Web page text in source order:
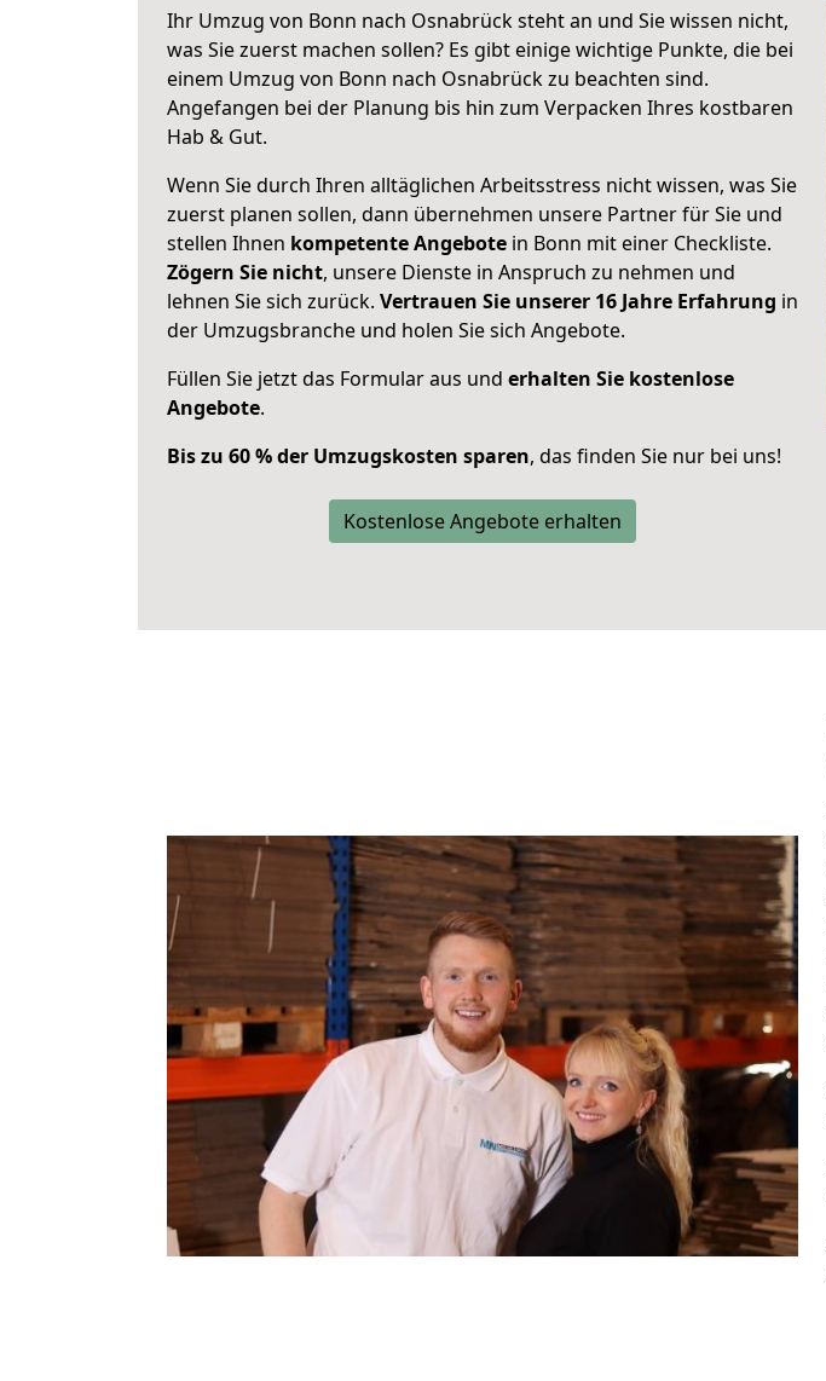
Ihr Umzug von Bonn nach Osnabrück steht an und Sie wissen nicht,
was Sie zuerst machen sollen? Es gibt einige wichtige Punkte, die bei
einem Umzug von Bonn nach Osnabrück zu beachten sind.
Angefangen bei der Planung bis hin zum Verpacken Ihres kostbaren
Hab & Gut.
Wenn Sie durch Ihren alltäglichen Arbeitsstress nicht wissen, was Sie
zuerst planen sollen, dann übernehmen unsere Partner für Sie und
stellen Ihnen kompetente Angebote in Bonn mit einer Checkliste.
Zögern Sie nicht, unsere Dienste in Anspruch zu nehmen und
lehnen Sie sich zurück. Vertrauen Sie unserer 16 Jahre Erfahrung in
der Umzugsbranche und holen Sie sich Angebote.
Füllen Sie jetzt das Formular aus und erhalten Sie kostenlose
Angebote.
Bis zu 60 % der Umzugskosten sparen, das finden Sie nur bei uns!
Kostenlose Angebote erhalten